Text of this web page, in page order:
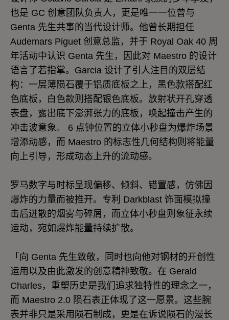
也是 GC 创意团队负责人，更是唯一一位曾与
Genta 先生共事的当代设计师。他曾长期担任
Audemars Piguet 创意总监，并于 Royal Oak 40 周
年活动中认识 Genta 先生，因此对 Maestro 的设计
语言了若指掌。Garcia 设计了引人注目的双层结
构：一层薄陨石覆于铝质底板之上，黑色款搭配红
色底板，白色款则搭配银色底板。放射状开孔穿透
表盘，露出底下澎湃张力的底板，唤起撞击产生的
冲击波意象。 6 点钟位置的立体小秒盘为爆炸场景
增添动感，而 Maestro 的标志性几何结构则将能量
向上引导，形成动态上升的流动感。
罗马数字与时标呈现偏移、倾斜、错置感，仿佛因
爆炸的力量而被推开。专利 Darkblast 饰面模拟撞
击后迸散的烟雾与碎屑，而立体小秒盘则象征永续
运动，宛如爆炸能量持续扩散。
「向 Genta 先生致敬，同时也向他对钢材的开创性
运用以及由此激发的创意精神致敬。在 Gerald
Charles，重塑历史是我们追求独特性的理念之一，
而 Maestro 2.0 陨石表正体现了这一愿景。这些腕
表并非只是采用陨石制成，更是在诉说陨石的漫长